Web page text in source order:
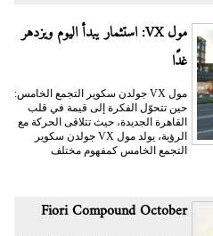
مول VX: استثمار يبدأ اليوم ويزدهر
غدًا
مول VX جولدن سكوير التجمع الخامس:
حين تتحوّل الفكرة إلى قيمة في قلب
القاهرة الجديدة، حيث تتلاقى الحركة مع
الرؤية، يولد مول VX جولدن سكوير
التجمع الخامس كمفهوم مختلف
Fiori Compound October